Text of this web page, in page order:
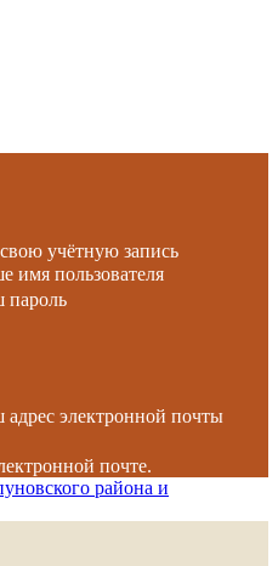
учётную запись
имя пользователя
пароль
электронной почты
почте.
района и